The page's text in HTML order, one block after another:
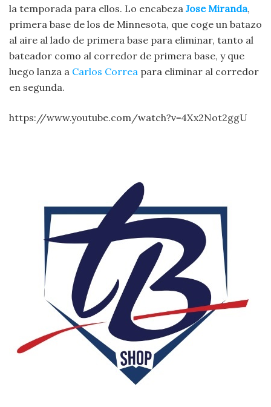
la temporada para ellos. Lo encabeza Jose Miranda,
primera base de los de Minnesota, que coge un batazo
al aire al lado de primera base para eliminar, tanto al
bateador como al corredor de primera base, y que
luego lanza a Carlos Correa para eliminar al corredor
en segunda.
https://www.youtube.com/watch?v=4Xx2Not2ggU